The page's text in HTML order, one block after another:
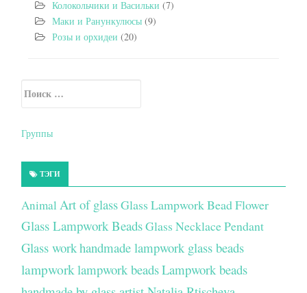
Колокольчики и Васильки (7)
Маки и Ранункулюсы (9)
Розы и орхидеи (20)
Secondary Sidebar
Искать:
Группы
ТЭГИ
Animal Art of glassGlass Lampwork Bead Flower
Glass Lampwork BeadsGlass Necklace Pendant
Glass workhandmade lampwork glass beads
lampwork lampwork beadsLampwork beads